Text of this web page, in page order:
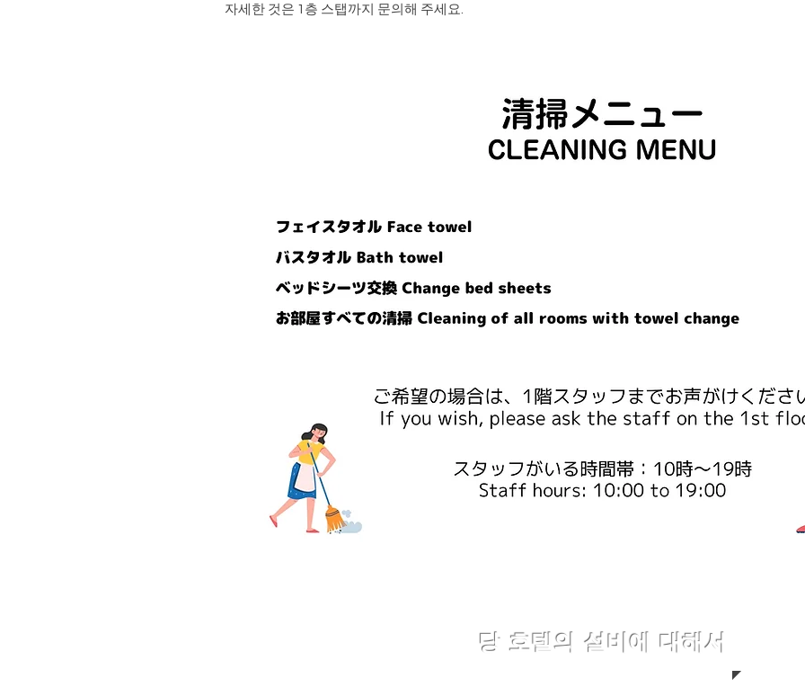
자세한 것은 1층 스탭까지 문의해 주세요.
당 호텔의 설비에 대해서